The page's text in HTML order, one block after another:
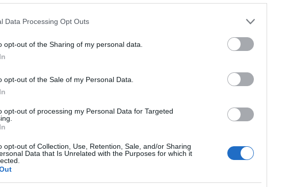
Data Processing Opt Outs
opt-out of the Sharing of my personal data.
opt-out of the Sale of my Personal Data.
opt-out of processing my Personal Data for Targeted
opt-out of Collection, Use, Retention, Sale, and/or Sharing
Data that Is Unrelated with the Purposes for which it
Brakuje czegoś w haśle?